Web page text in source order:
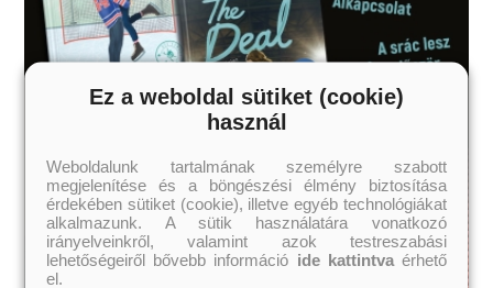
Ez a weboldal sütiket (cookie)
használ
Weboldalunk tartalmának személyre szabott
megjelenítése és a böngészési élmény biztosítása
érdekében sütiket (cookie), illetve egyéb technológiákat
alkalmazunk. A sütik használatára vonatkozó
irányelveinkről, valamint azok testreszabási
lehetőségeiről bővebb információ ide kattintvaérhető
el.